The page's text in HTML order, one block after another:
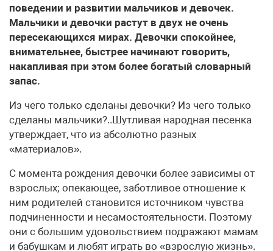
поведении и развитии мальчиков и девочек.
Мальчики и девочки растут в двух не очень
пересекающихся мирах. Девочки спокойнее,
внимательнее, быстрее начинают говорить,
накапливая при этом более богатый словарный
запас.
Из чего только сделаны девочки? Из чего только
сделаны мальчики?..Шутливая народная песенка
утверждает, что из абсолютно разных
«материалов».
С момента рождения девочки более зависимы от
взрослых; опекающее, заботливое отношение к
ним родителей становится источником чувства
подчиненности и несамостоятельности. Поэтому
они с большим удовольствием подражают мамам
и бабушкам и любят играть во «взрослую жизнь».